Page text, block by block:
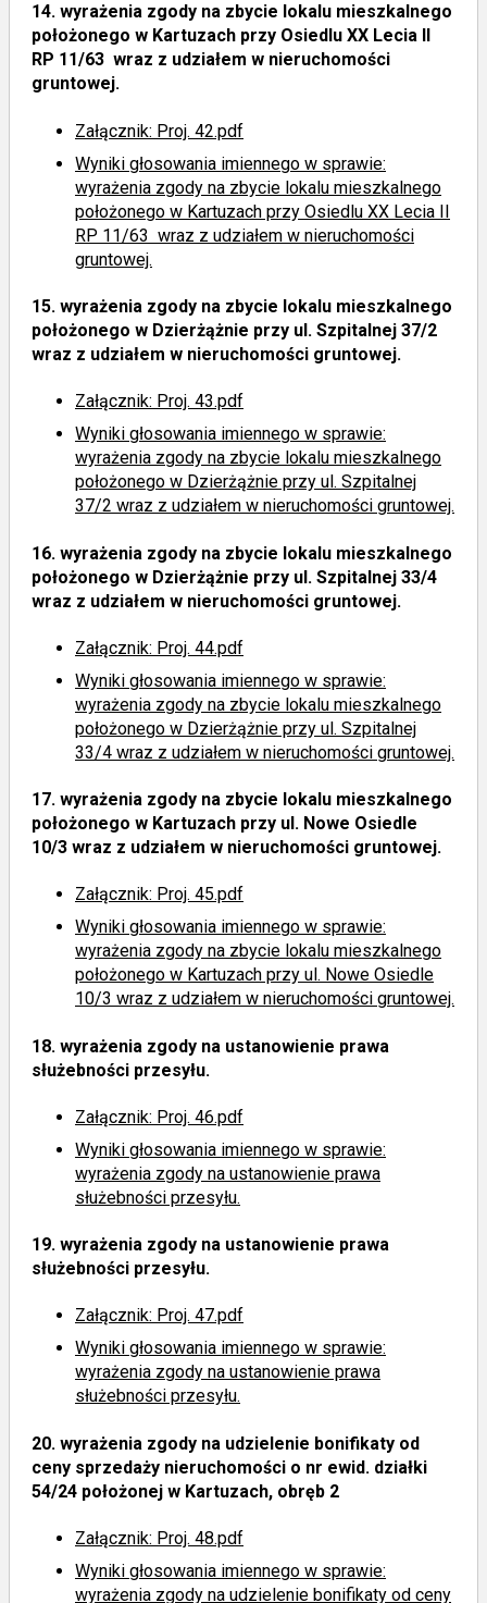
14. wyrażenia zgody na zbycie lokalu mieszkalnego
położonego w Kartuzach przy Osiedlu XX Lecia II
RP 11/63 wraz z udziałem w nieruchomości
gruntowej.
Załącznik: Proj. 42.pdf
Wyniki głosowania imiennego w sprawie:
wyrażenia zgody na zbycie lokalu mieszkalnego
położonego w Kartuzach przy Osiedlu XX Lecia II
RP 11/63 wraz z udziałem w nieruchomości
gruntowej.
15. wyrażenia zgody na zbycie lokalu mieszkalnego
położonego w Dzierżążnie przy ul. Szpitalnej 37/2
wraz z udziałem w nieruchomości gruntowej.
Załącznik: Proj. 43.pdf
Wyniki głosowania imiennego w sprawie:
wyrażenia zgody na zbycie lokalu mieszkalnego
położonego w Dzierżążnie przy ul. Szpitalnej
37/2 wraz z udziałem w nieruchomości gruntowej.
16. wyrażenia zgody na zbycie lokalu mieszkalnego
położonego w Dzierżążnie przy ul. Szpitalnej 33/4
wraz z udziałem w nieruchomości gruntowej.
Załącznik: Proj. 44.pdf
Wyniki głosowania imiennego w sprawie:
wyrażenia zgody na zbycie lokalu mieszkalnego
położonego w Dzierżążnie przy ul. Szpitalnej
33/4 wraz z udziałem w nieruchomości gruntowej.
17. wyrażenia zgody na zbycie lokalu mieszkalnego
położonego w Kartuzach przy ul. Nowe Osiedle
10/3 wraz z udziałem w nieruchomości gruntowej.
Załącznik: Proj. 45.pdf
Wyniki głosowania imiennego w sprawie:
wyrażenia zgody na zbycie lokalu mieszkalnego
położonego w Kartuzach przy ul. Nowe Osiedle
10/3 wraz z udziałem w nieruchomości gruntowej.
18. wyrażenia zgody na ustanowienie prawa
służebności przesyłu.
Załącznik: Proj. 46.pdf
Wyniki głosowania imiennego w sprawie:
wyrażenia zgody na ustanowienie prawa
służebności przesyłu.
19. wyrażenia zgody na ustanowienie prawa
służebności przesyłu.
Załącznik: Proj. 47.pdf
Wyniki głosowania imiennego w sprawie:
wyrażenia zgody na ustanowienie prawa
służebności przesyłu.
20. wyrażenia zgody na udzielenie bonifikaty od
ceny sprzedaży nieruchomości o nr ewid. działki
54/24 położonej w Kartuzach, obręb 2
Załącznik: Proj. 48.pdf
Wyniki głosowania imiennego w sprawie:
wyrażenia zgody na udzielenie bonifikaty od ceny